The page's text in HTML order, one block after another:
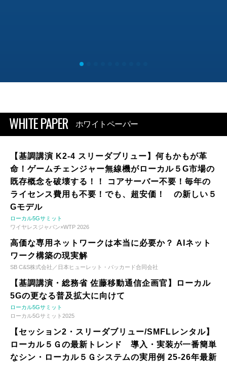
WHITE PAPER ホワイトペーパー
【基調講演 K2-4 スリーダブリュー】何もかもが革
命！ゲームチェンジャー無線機がローカル５G市場の
既存概念を破壊する！！ コアサーバー不要！毎年の
ライセンス費用も不要！でも、超安価！ の新しい５
Gモデル
ローカル5Gサミット
ワイヤレスジャパン×WTP 2026
高価な専用ネットワークは本当に必要か？ AIネット
ワーク構築の現実解
SB C&S株式会社／日本ヒューレット・パッカード合同会社
【基調講演・総務省 佐藤移動通信企画官】ローカル
5Gの更なる普及拡大に向けて
ローカル5Gサミット
ローカル5Gサミット2025
【セッション2・スリーダブリュー/SMFLレンタル】
ローカル５Ｇの最新トレンド 導入・実装が一番簡単
なシン・ローカル５Ｇシステムの実用例 25-26年最新